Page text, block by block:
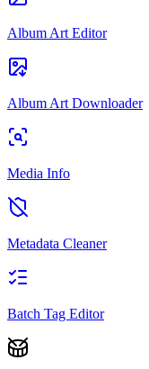
Album Art Editor
Album Art Downloader
Media Info
Metadata Cleaner
Batch Tag Editor